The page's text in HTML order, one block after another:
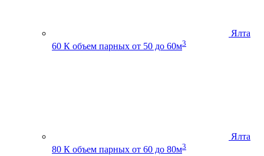
Ялта
60 К объем парных от 50 до 60м3
Ялта
80 К объем парных от 60 до 80м3